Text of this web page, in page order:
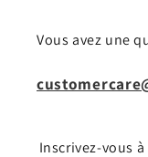
Vous avez une
Inscrivez-vous